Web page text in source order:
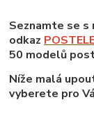
Seznamte se
odkaz
50 modelů
Níže malá
vyberete pro